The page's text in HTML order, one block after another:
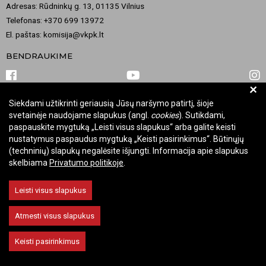
Adresas: Rūdninkų g. 13, 01135 Vilnius
Telefonas: +370 699 13972
El. paštas: komisija@vkpk.lt
BENDRAUKIME
© 2026 Valstybinė kultūros paveldo komisija. Visos teisės saugomos.
Keisti slapukų nustatymus
+
Siekdami užtikrinti geriausią Jūsų naršymo patirtį, šioje
svetainėje naudojame slapukus (angl. cookies). Sutikdami,
paspauskite mygtuką „Leisti visus slapukus“ arba galite keisti
nustatymus paspaudus mygtuką „Keisti pasirinkimus“. Būtinųjų
(techninių) slapukų negalėsite išjungti. Informacija apie slapukus
skelbiama Privatumo politikoje
Leisti visus slapukus
Atmesti visus slapukus
Keisti pasirinkimus